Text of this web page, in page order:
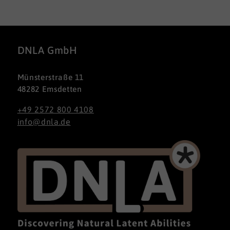
DNLA GmbH
Münsterstraße 11
48282 Emsdetten
+49 2572 800 4108
info@dnla.de